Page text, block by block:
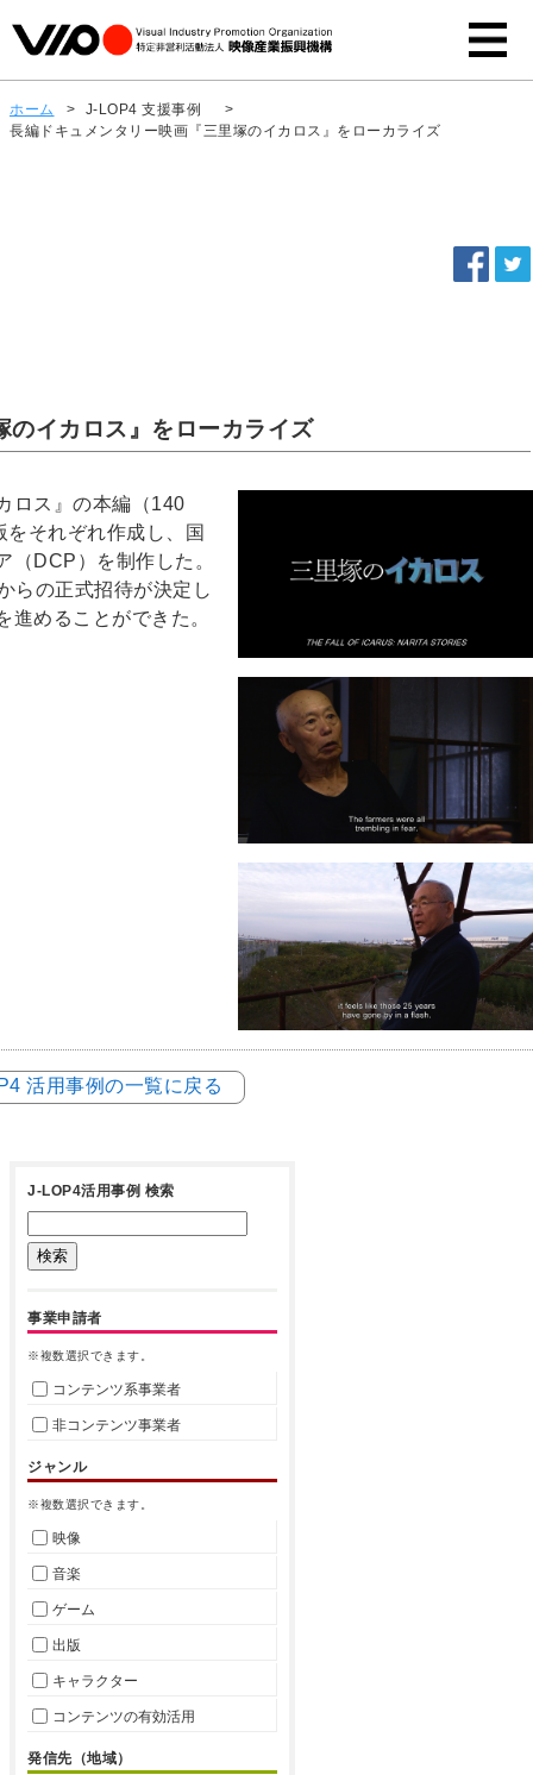
ホーム > J-LOP4 支援事例
>
長編ドキュメンタリー映画『三里塚のイカロス』をローカライズ
のイカロス』をローカライズ
ロス』の本編（140
それぞれ作成し、国
（DCP）を制作した。
らの正式招待が決定し
めることができた。
活用事例の一覧に戻る
J-LOP4活用事例 検索
事業申請者
※複数選択できます。
コンテンツ系事業者
非コンテンツ事業者
ジャンル
※複数選択できます。
映像
音楽
ゲーム
出版
キャラクター
コンテンツの有効活用
発信先（地域）